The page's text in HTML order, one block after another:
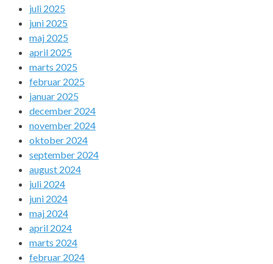
juli 2025
juni 2025
maj 2025
april 2025
marts 2025
februar 2025
januar 2025
december 2024
november 2024
oktober 2024
september 2024
august 2024
juli 2024
juni 2024
maj 2024
april 2024
marts 2024
februar 2024